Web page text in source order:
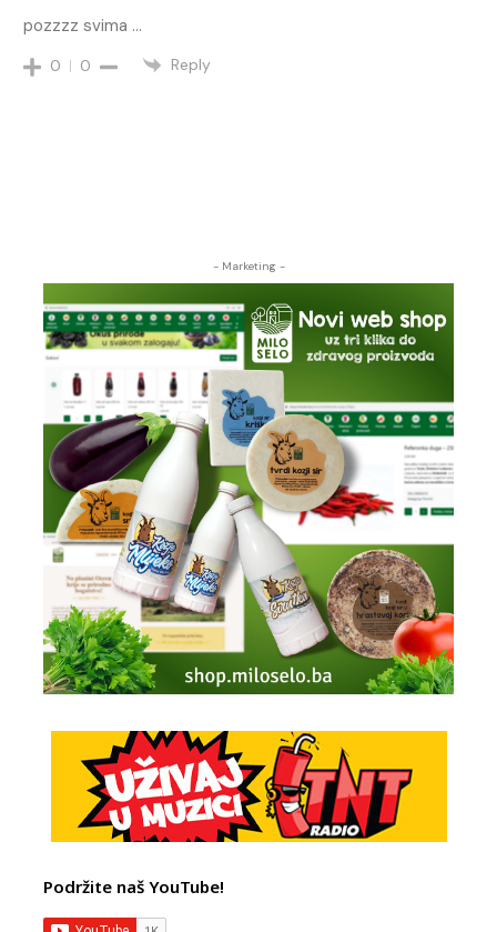
pozzzz svima …
0 0 Reply
- Marketing -
Podržite naš YouTube!